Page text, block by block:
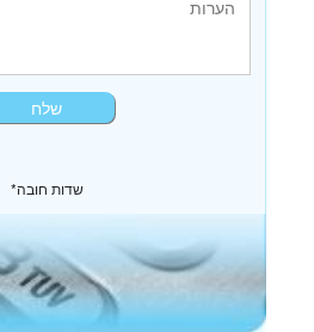
*שדות חובה